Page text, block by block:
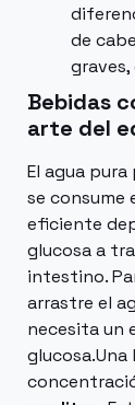
de
Bebidas
arte del
El agua
se consume
eficiente
glucosa a
intestino.
arrastre el
necesita un